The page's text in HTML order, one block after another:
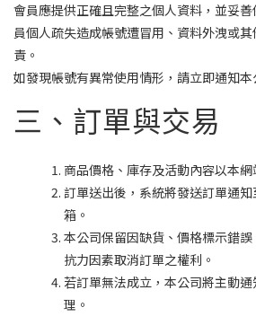
會員應提供正確且完整之個人資料，並妥
員個人疏失造成帳號遭冒用、資料外洩或
責。
如發現帳號有異常使用情形，請立即通知本
三、訂單與交易
商品價格、庫存及活動內容以本網
訂單送出後，系統將發送訂單通
箱。
本公司保留因缺貨、價格標示錯
抗力因素取消訂單之權利。
若訂單無法成立，本公司將主動
理。